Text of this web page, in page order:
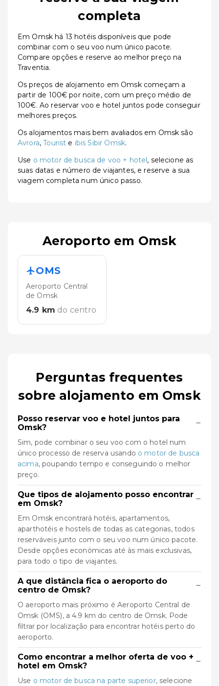
completa
Em Omsk há 13 hotéis disponíveis que pode
combinar com o seu voo num único pacote.
Compare opções e reserve ao melhor preço na
Traventia.
Os preços de alojamento em Omsk começam a
partir de 100€ por noite, com um preço médio de
100€. Ao reservar voo e hotel juntos pode conseguir
melhores preços.
Os alojamentos mais bem avaliados em Omsk são
Avrora,Tourist e ibis Sibir Omsk.
Use o motor de busca de voo + hotel, selecione as
suas datas e número de viajantes, e reserve a sua
viagem completa num único passo.
Aeroporto em Omsk
OMS
Aeroporto Central
de Omsk
4.9 km do centro
Perguntas frequentes
sobre alojamento em Omsk
Posso reservar voo e hotel juntos para
Omsk?
−
Sim, pode combinar o seu voo com o hotel num
único processo de reserva usando o motor de busca
acima, poupando tempo e conseguindo o melhor
preço.
Que tipos de alojamento posso encontrar
em Omsk?
−
Em Omsk encontrará hotéis, apartamentos,
aparthotéis e hostels de todas as categorias, todos
reserváveis junto com o seu voo num único pacote.
Desde opções económicas até às mais exclusivas,
para todo o tipo de viajantes.
A que distância fica o aeroporto do
centro de Omsk?
−
O aeroporto mais próximo é Aeroporto Central de
Omsk (OMS), a 4.9 km do centro de Omsk. Pode
filtrar por localização para encontrar hotéis perto do
aeroporto.
Como encontrar a melhor oferta de voo +
hotel em Omsk?
−
Use o motor de busca na parte superior, selecione